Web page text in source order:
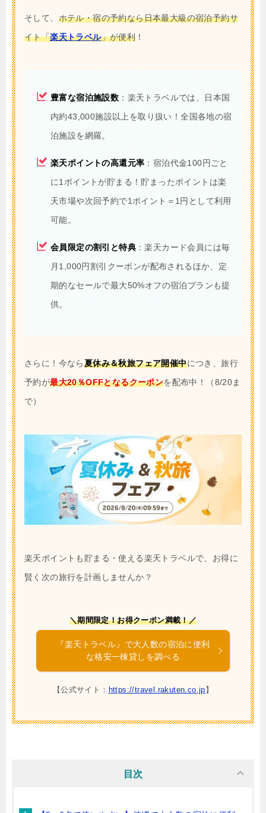
そして、 ホテル・宿の予約なら日本最大級の宿泊予約サ
イト「楽天トラベル」が便利 ！
豊富な宿泊施設数 ：楽天トラベルでは、日本国
内約43,000施設以上を取り扱い！全国各地の宿
泊施設を網羅。
楽天ポイントの高還元率 ：宿泊代金100円ごと
に1ポイントが貯まる！貯まったポイントは楽
天市場や次回予約で1ポイント＝1円として利用
可能。
会員限定の割引と特典 ：楽天カード会員には毎
月1,000円割引クーポンが配布されるほか、定
期的なセールで最大50%オフの宿泊プランも提
供。
さらに！今なら夏休み＆秋旅フェア開催中につき、旅行
予約が最大20％OFFとなるクーポンを配布中！（8/20ま
で）
楽天ポイントも貯まる・使える楽天トラベルで、お得に
賢く次の旅行を計画しませんか？
＼期間限定！お得クーポン満載！／
『楽天トラベル』で大人数の宿泊に便利
な格安一棟貸しを調べる
【公式サイト： https://travel.rakuten.co.jp 】
目次